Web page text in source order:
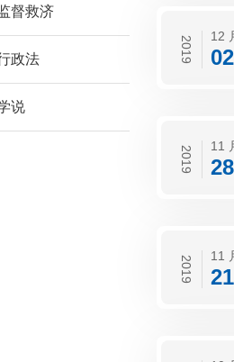
督救济
政法
说
2019 12
02
2019 11
28
2019 11
21